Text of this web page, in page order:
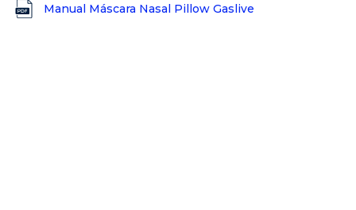
Manual Máscara Nasal Pillow Gaslive